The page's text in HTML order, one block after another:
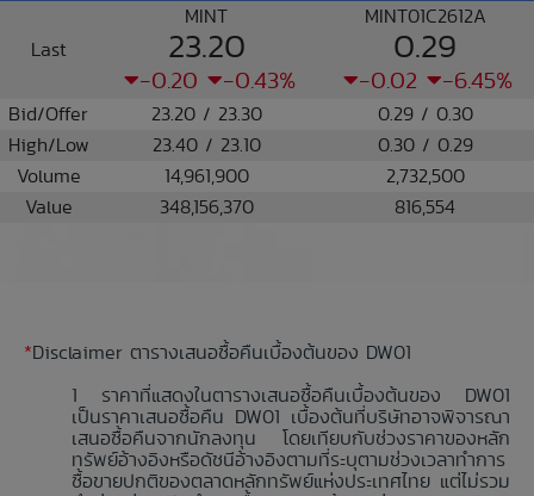
Last
MINT
23.20
-0.20 -0.43%
MINT01C2612A
0.29
-0.02 -6.45%
Bid/Offer 23.20 / 23.30
0.29 / 0.30
High/Low
23.40 / 23.10
0.30 / 0.29
Volume
14,961,900
2,732,500
Value
348,156,370 816,554
*Disclaimer ตารางเสนอซื้อคืนเบื้องต้นของ DW01
ราคาที่แสดงในตารางเสนอซื้อคืนเบื้องต้นของ DW01
เป็นราคาเสนอซื้อคืน DW01 เบื้องต้นที่บริษัทอาจพิจารณา
เสนอซื้อคืนจากนักลงทุน โดยเทียบกับช่วงราคาของหลัก
ทรัพย์อ้างอิงหรือดัชนีอ้างอิงตามที่ระบุตามช่วงเวลาทำการ
ซื้อขายปกติของตลาดหลักทรัพย์แห่งประเทศไทย แต่ไม่รวม